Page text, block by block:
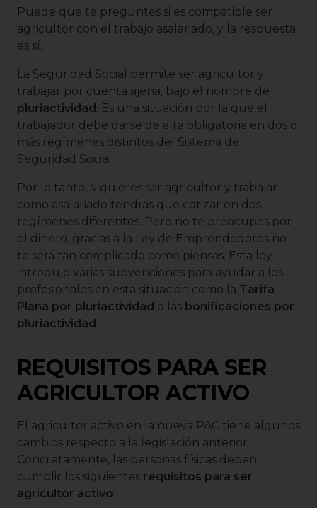
Puede que te preguntes si es compatible ser
agricultor con el trabajo asalariado, y la respuesta
es sí.
La Seguridad Social permite ser agricultor y
trabajar por cuenta ajena, bajo el nombre de
pluriactividad. Es una situación por la que el
trabajador debe darse de alta obligatoria en dos o
más regímenes distintos del Sistema de
Seguridad Social.
Por lo tanto, si quieres ser agricultor y trabajar
como asalariado tendrás que cotizar en dos
regímenes diferentes. Pero no te preocupes por
el dinero, gracias a la Ley de Emprendedores no
te será tan complicado como piensas. Esta ley
introdujo varias subvenciones para ayudar a los
profesionales en esta situación como la Tarifa
Plana por pluriactividad o las bonificaciones por
pluriactividad.
REQUISITOS PARA SER
AGRICULTOR ACTIVO
El agricultor activo en la nueva PAC tiene algunos
cambios respecto a la legislación anterior.
Concretamente, las personas físicas deben
cumplir los siguientes requisitos para ser
agricultor activo: